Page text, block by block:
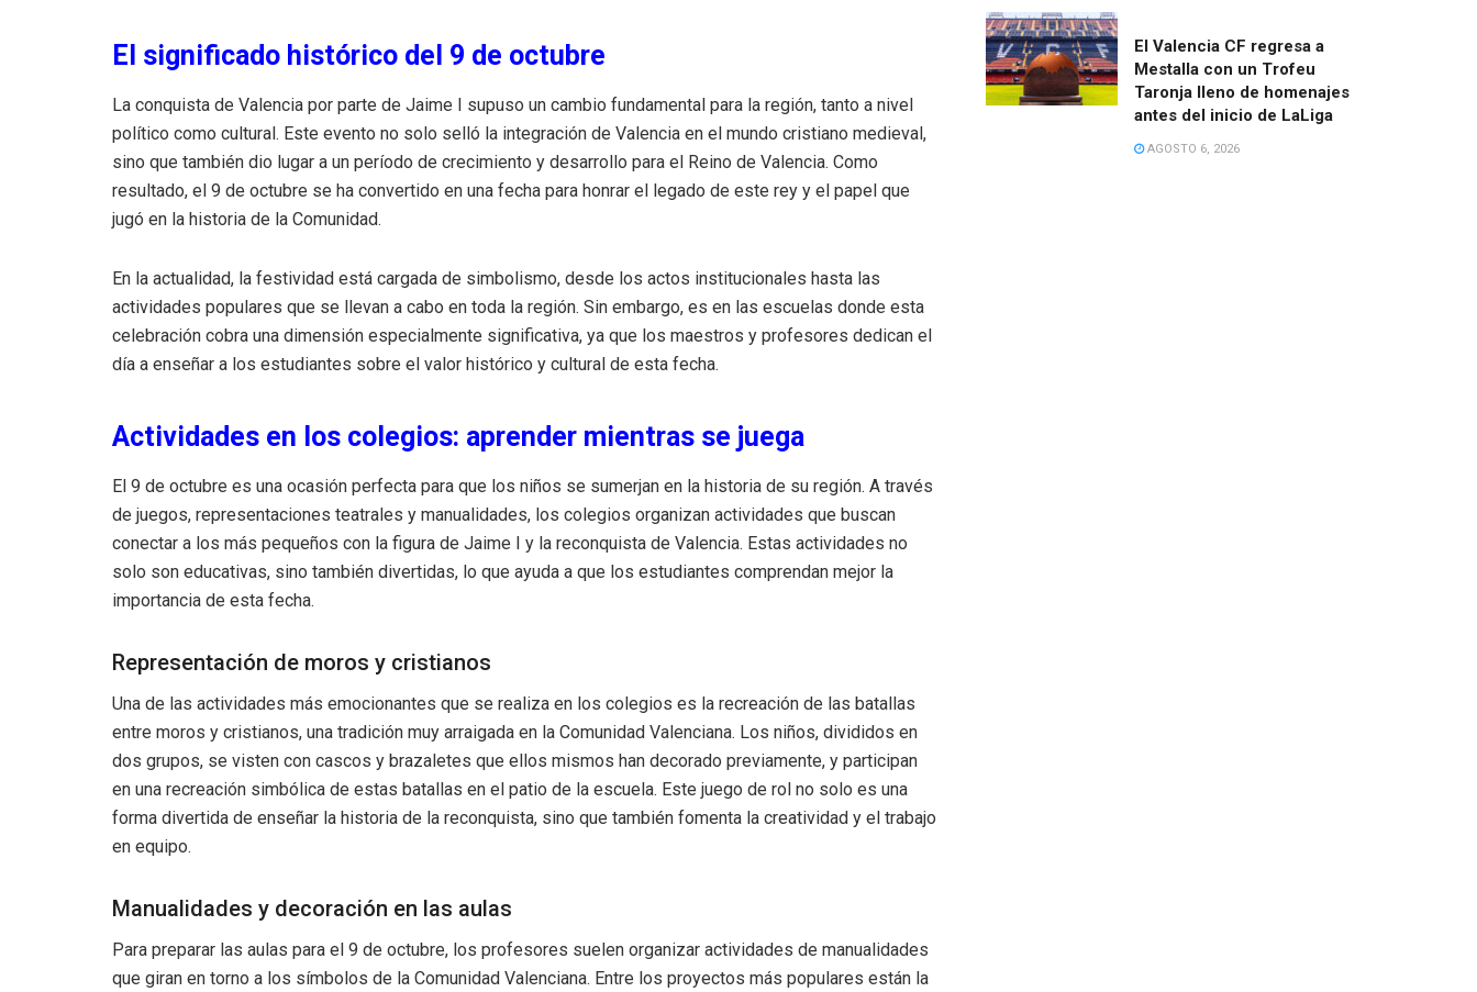
El significado histórico del 9 de octubre
La conquista de Valencia por parte de Jaime I supuso un cambio fundamental para la región, tanto a nivel
político como cultural. Este evento no solo selló la integración de Valencia en el mundo cristiano medieval,
sino que también dio lugar a un período de crecimiento y desarrollo para el Reino de Valencia. Como
resultado, el 9 de octubre se ha convertido en una fecha para honrar el legado de este rey y el papel que
jugó en la historia de la Comunidad.
En la actualidad, la festividad está cargada de simbolismo, desde los actos institucionales hasta las
actividades populares que se llevan a cabo en toda la región. Sin embargo, es en las escuelas donde esta
celebración cobra una dimensión especialmente significativa, ya que los maestros y profesores dedican el
día a enseñar a los estudiantes sobre el valor histórico y cultural de esta fecha.
Actividades en los colegios: aprender mientras se juega
El 9 de octubre es una ocasión perfecta para que los niños se sumerjan en la historia de su región. A través
de juegos, representaciones teatrales y manualidades, los colegios organizan actividades que buscan
conectar a los más pequeños con la figura de Jaime I y la reconquista de Valencia. Estas actividades no
solo son educativas, sino también divertidas, lo que ayuda a que los estudiantes comprendan mejor la
importancia de esta fecha.
Representación de moros y cristianos
Una de las actividades más emocionantes que se realiza en los colegios es la recreación de las batallas
entre moros y cristianos, una tradición muy arraigada en la Comunidad Valenciana. Los niños, divididos en
dos grupos, se visten con cascos y brazaletes que ellos mismos han decorado previamente, y participan
en una recreación simbólica de estas batallas en el patio de la escuela. Este juego de rol no solo es una
forma divertida de enseñar la historia de la reconquista, sino que también fomenta la creatividad y el trabajo
en equipo.
Manualidades y decoración en las aulas
Para preparar las aulas para el 9 de octubre, los profesores suelen organizar actividades de manualidades
que giran en torno a los símbolos de la Comunidad Valenciana. Entre los proyectos más populares están la
El Valencia CF regresa a
Mestalla con un Trofeu
Taronja lleno de homenajes
antes del inicio de LaLiga
AGOSTO 6, 2026